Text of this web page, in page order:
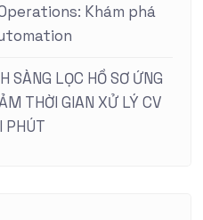
Khám phá
SÀNG LỌC HỒ SƠ ỨNG
THỜI GIAN XỬ LÝ CV
PHÚT